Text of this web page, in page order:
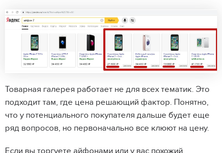
Товарная галерея работает не для всех тематик. Это
подходит там, где цена решающий фактор. Понятно,
что у потенциального покупателя дальше будет еще
ряд вопросов, но первоначально все клюют на цену.